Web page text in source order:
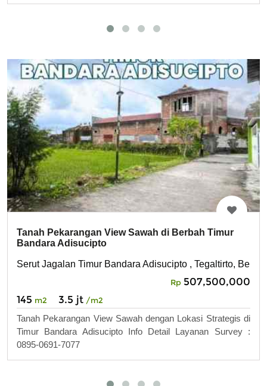
Tanah Pekarangan View Sawah di Berbah Timur
Bandara Adisucipto
Serut Jagalan Timur Bandara Adisucipto , Tegaltirto,
Rp 507,500,000
145 m2 3.5 jt /m2
Tanah Pekarangan View Sawah dengan Lokasi Strategis di
Timur Bandara Adisucipto Info Detail Layanan Survey :
0895-0691-7077